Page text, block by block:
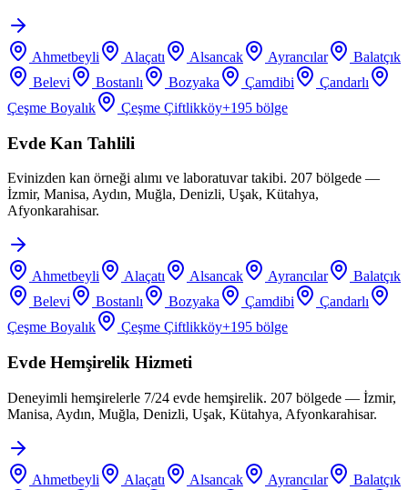
Ahmetbeyli Alaçatı Alsancak Ayrancılar
Balatçık
Belevi
Bostanlı Bozyaka Çamdibi
Çandarlı
Çeşme Boyalık
Çeşme Çiftlikköy+195 bölge
Evde Kan Tahlili
Evinizden kan örneği alımı ve laboratuvar takibi. 207 bölgede —
İzmir, Manisa, Aydın, Muğla, Denizli, Uşak, Kütahya,
Afyonkarahisar.
Ahmetbeyli Alaçatı Alsancak Ayrancılar
Balatçık
Belevi
Bostanlı Bozyaka Çamdibi
Çandarlı
Çeşme Boyalık
Çeşme Çiftlikköy+195 bölge
Evde Hemşirelik Hizmeti
Deneyimli hemşirelerle 7/24 evde hemşirelik. 207 bölgede — İzmir,
Manisa, Aydın, Muğla, Denizli, Uşak, Kütahya, Afyonkarahisar.
Ahmetbeyli Alaçatı Alsancak Ayrancılar Balatçık